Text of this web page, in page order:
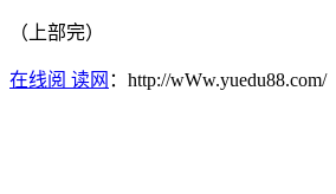
（上部完）
在线阅 读网 ：http://wWw.yuedu88.com/